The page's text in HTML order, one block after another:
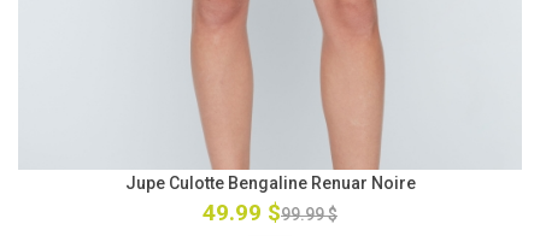
Jupe Culotte Bengaline Renuar Noire
49.99 $99.99 $